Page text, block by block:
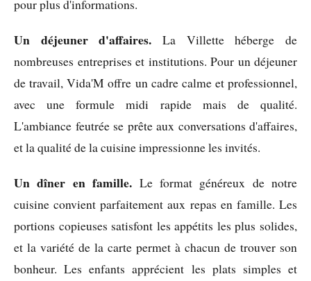
pour plus d'informations.
Un déjeuner d'affaires. La Villette héberge de
nombreuses entreprises et institutions. Pour un déjeuner
de travail, Vida'M offre un cadre calme et professionnel,
avec une formule midi rapide mais de qualité.
L'ambiance feutrée se prête aux conversations d'affaires,
et la qualité de la cuisine impressionne les invités.
Un dîner en famille. Le format généreux de notre
cuisine convient parfaitement aux repas en famille. Les
portions copieuses satisfont les appétits les plus solides,
et la variété de la carte permet à chacun de trouver son
bonheur. Les enfants apprécient les plats simples et